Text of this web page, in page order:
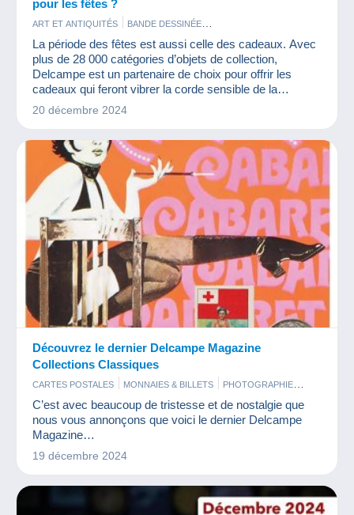
pour les fêtes ?
ART ET ANTIQUITÉS
BANDE DESSINÉE
BISTROT ET ALIMENTATION
CARTES DE COLLECTION MODERNES
CARTES POSTALES
FIGURINES
JEUX MONNAIES & BILLETS
PHOTOGRAPHIE
TIMBRES
VIEUX DOCUMENTS VINYLES
La période des fêtes est aussi celle des cadeaux. Avec
plus de 28 000 catégories d’objets de collection,
Delcampe est un partenaire de choix pour offrir les
cadeaux qui feront vibrer la corde sensible de la
nostalgie.
20 décembre 2024
Découvrez le dernier Delcampe Magazine
Collections Classiques
CARTES POSTALES MONNAIES & BILLETS
PHOTOGRAPHIE
TIMBRES
C’est avec beaucoup de tristesse et de nostalgie que
nous vous annonçons que voici le dernier Delcampe
Magazine…
19 décembre 2024